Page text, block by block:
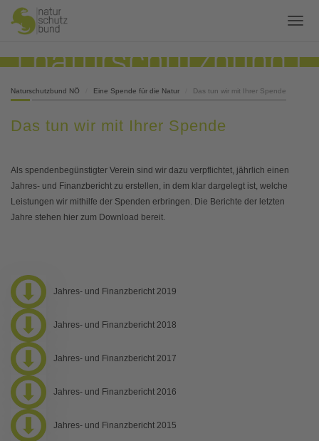
Naturschutzbund NÖ Eine Spende für die Natur Das tun wir mit Ihrer Spende
Das tun wir mit Ihrer Spende
Als spendenbegünstigter Verein sind wir dazu verpflichtet, jährlich einen
Jahres- und Finanzbericht zu erstellen, in dem klar dargelegt ist, welche
Leistungen wir mithilfe der Spenden erbringen. Die Berichte der letzten
Jahre stehen hier zum Download bereit.
Jahres- und Finanzbericht 2019
Jahres- und Finanzbericht 2018
Jahres- und Finanzbericht 2017
Jahres- und Finanzbericht 2016
Jahres- und Finanzbericht 2015